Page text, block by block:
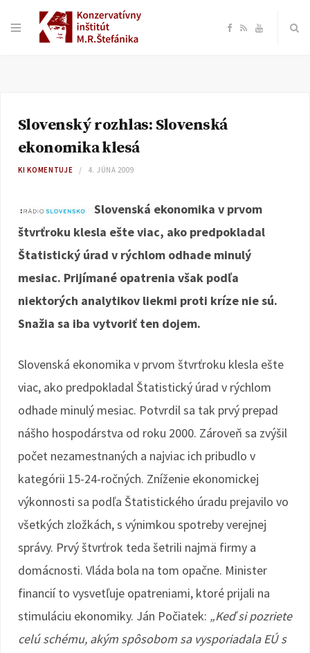
F
o
k
R Y
e
Slovenský rozhlas: Slovenská
ekonomika klesá
KI KOMENTUJE 4. JÚNA 2009
Slovenská ekonomika v prvom
štvrťroku klesla ešte viac, ako predpokladal
Štatistický úrad v rýchlom odhade minulý
mesiac. Prijímané opatrenia však podľa
niektorých analytikov liekmi proti kríze nie sú.
Snažia sa iba vytvoriť ten dojem.
Slovenská ekonomika v prvom štvrťroku klesla ešte
viac, ako predpokladal Štatistický úrad v rýchlom
odhade minulý mesiac. Potvrdil sa tak prvý prepad
nášho hospodárstva od roku 2000. Zároveň sa zvýšil
počet nezamestnaných a najviac ich pribudlo v
kategórii 15-24-ročných. Zníženie ekonomickej
výkonnosti sa podľa Štatistického úradu prejavilo vo
všetkých zložkách, s výnimkou spotreby verejnej
správy. Prvý štvrťrok teda šetrili najmä firmy a
domácnosti. Vláda bola na tom opačne. Minister
financií to vysvetľuje opatreniami, ktoré prijali na
stimuláciu ekonomiky. Ján Počiatek: „Keď si pozriete
celú schému, akým spôsobom sa vysporiadala EÚ s